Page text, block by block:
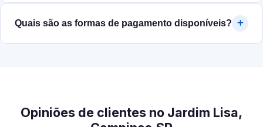
Quais são as formas de pagamento disponíveis?
Opiniões de clientes no Jardim Lisa,